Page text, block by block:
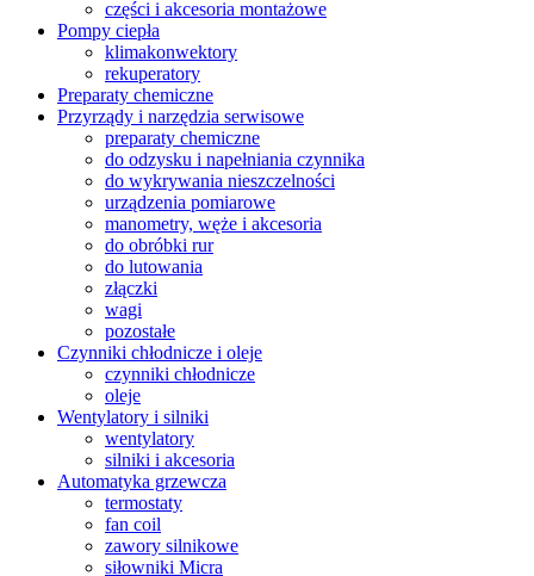
części i akcesoria montażowe
Pompy ciepła
klimakonwektory
rekuperatory
Preparaty chemiczne
Przyrządy i narzędzia serwisowe
preparaty chemiczne
do odzysku i napełniania czynnika
do wykrywania nieszczelności
urządzenia pomiarowe
manometry, węże i akcesoria
do obróbki rur
do lutowania
złączki
wagi
pozostałe
Czynniki chłodnicze i oleje
czynniki chłodnicze
oleje
Wentylatory i silniki
wentylatory
silniki i akcesoria
Automatyka grzewcza
termostaty
fan coil
zawory silnikowe
siłowniki Micra